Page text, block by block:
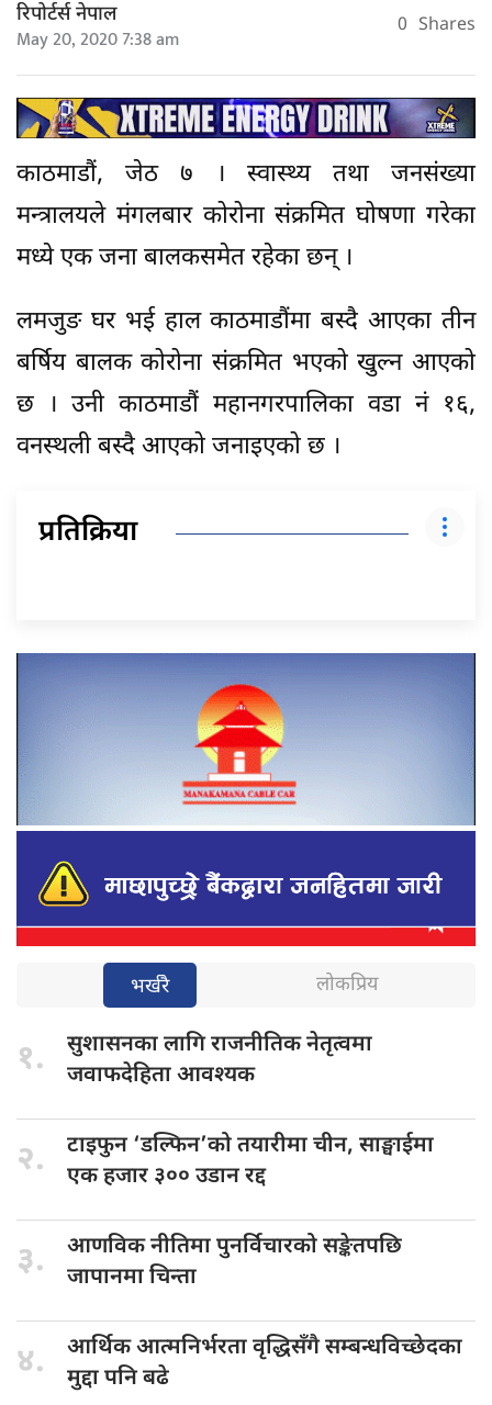
रिपोर्टर्स नेपाल
May 20, 2020 7:38 am 0 Shares
काठमाडौं, जेठ ७ । स्वास्थ्य तथा जनसंख्या
मन्त्रालयले मंगलबार कोरोना संक्रमित घोषणा गरेका
मध्ये एक जना बालकसमेत रहेका छन् ।
लमजुङ घर भई हाल काठमाडौंमा बस्दै आएका तीन
बर्षिय बालक कोरोना संक्रमित भएको खुल्न आएको
छ । उनी काठमाडौं महानगरपालिका वडा नं १६,
वनस्थली बस्दै आएको जनाइएको छ ।
प्रतिक्रिया
भर्खरै लोकप्रिय
१. सुशासनका लागिराजनीतिक नेतृत्वमा
जवाफदेहिता आवश्यक
२. टाइफुन ‘डल्फिन’कोतयारीमा चीन, साङ्घाईमा
एक हजार ३०० उडान रद्द
३. आणविक नीतिमापुनर्विचारको सङ्केतपछि
जापानमा चिन्ता
४. आर्थिक आत्मनिर्भरतावृद्धिसँगै सम्बन्धविच्छेदका
मुद्दा पनि बढे